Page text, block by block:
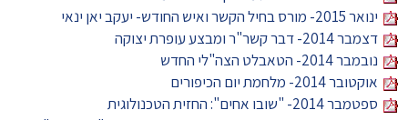
ינואר 2015- מורס בחיל הקשר ואיש החודש- יעקב יאן ינאי
דצמבר 2014- דבר קשר"ר ומבצע עופרת יצוקה
נובמבר 2014- הטאבלט הצה"לי החדש
אוקטובר 2014- מלחמת יום הכיפורים
ספטמבר 2014- "שובו אחים": החזית הטכנולוגית